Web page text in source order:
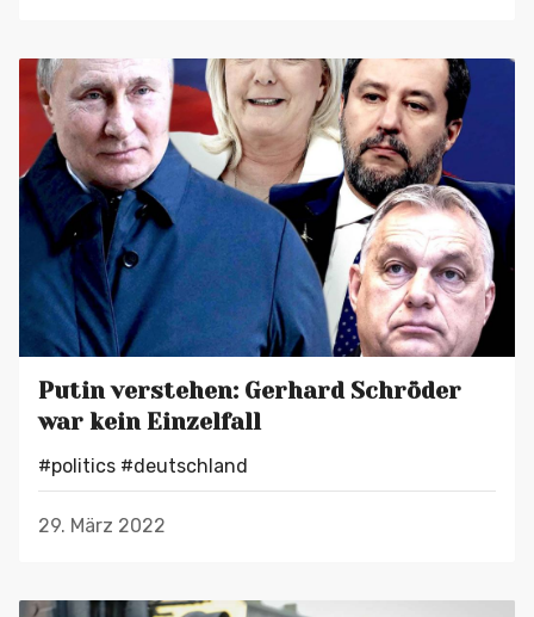
Putin verstehen: Gerhard Schröder
war kein Einzelfall
#politics #deutschland
29. März 2022